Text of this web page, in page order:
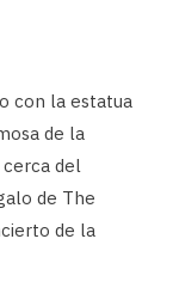
con la estatua
de la
cerca del
de The
de la